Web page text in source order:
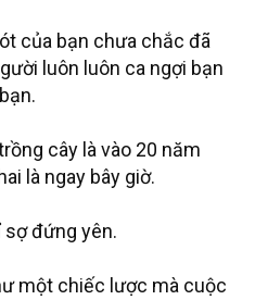
của bạn chưa chắc đã
luôn luôn ca ngợi bạn
cây là vào 20 năm
là ngay bây giờ.
đứng yên.
một chiếc lược mà cuộc